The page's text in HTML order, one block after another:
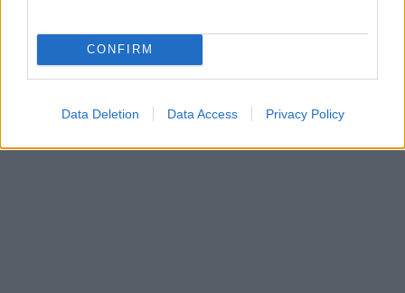
CONFIRM
Data Deletion Data Access Privacy Policy
Τεράστια αρκούδα σχεδόν 300 κιλά βρέθηκε
νεκρή στην Καστοριά
Μυρτιάς-Αγίου Ηλία, ΦΩΤΟ